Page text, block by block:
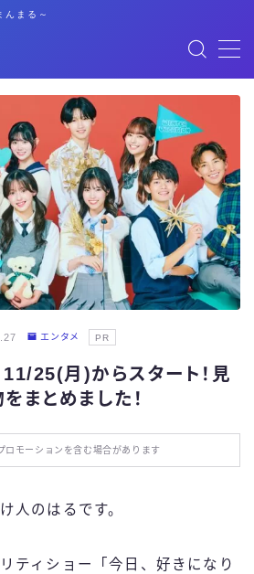
んまる～
エンタメ PR
11/25(月)からスタート！見
まとめました！
ロモーションを含む場合があります
人のはるです。
ティショー「今日、好きになり